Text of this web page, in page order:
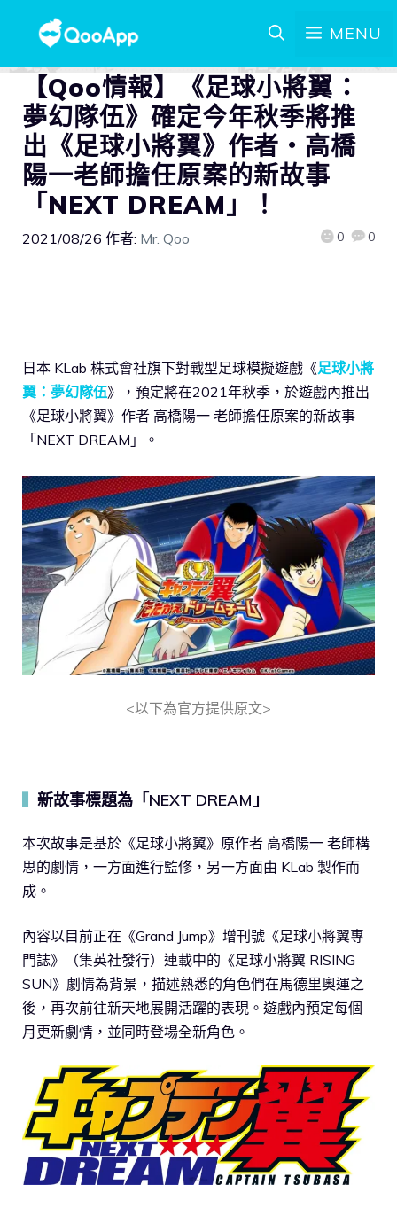
MENU
【Qoo情報】《足球小將翼：
夢幻隊伍》確定今年秋季將推
出《足球小將翼》作者・高橋
陽一老師擔任原案的新故事
「NEXT DREAM」！
2021/08/26 作者: Mr. Qoo 0 0
日本 KLab 株式會社旗下對戰型足球模擬遊戲《足球小將
翼：夢幻隊伍》，預定將在2021年秋季，於遊戲內推出
《足球小將翼》作者 高橋陽一 老師擔任原案的新故事
「NEXT DREAM」。
<以下為官方提供原文>
新故事標題為「NEXT DREAM」
本次故事是基於《足球小將翼》原作者 高橋陽一 老師構
思的劇情，一方面進行監修，另一方面由 KLab 製作而
成。
內容以目前正在《Grand Jump》增刊號《足球小將翼專
門誌》（集英社發行）連載中的《足球小將翼 RISING
SUN》劇情為背景，描述熟悉的角色們在馬德里奧運之
後，再次前往新天地展開活躍的表現。遊戲內預定每個
月更新劇情，並同時登場全新角色。